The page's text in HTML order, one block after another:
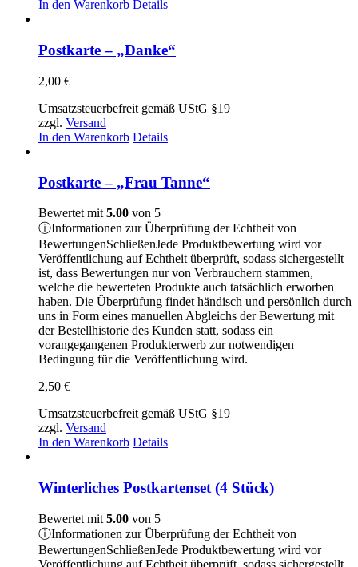
In den Warenkorb Details
Postkarte – „Danke“
2,00 €
Umsatzsteuerbefreit gemäß UStG §19
zzgl. Versand
In den Warenkorb Details
Postkarte – „Frau Tanne“
Bewertet mit 5.00 von 5
ⓘInformationen zur Überprüfung der Echtheit von
BewertungenSchließenJede Produktbewertung wird vor
Veröffentlichung auf Echtheit überprüft, sodass sichergestellt
ist, dass Bewertungen nur von Verbrauchern stammen,
welche die bewerteten Produkte auch tatsächlich erworben
haben. Die Überprüfung findet händisch und persönlich durch
uns in Form eines manuellen Abgleichs der Bewertung mit
der Bestellhistorie des Kunden statt, sodass ein
vorangegangenen Produkterwerb zur notwendigen
Bedingung für die Veröffentlichung wird.
2,50 €
Umsatzsteuerbefreit gemäß UStG §19
zzgl. Versand
In den Warenkorb Details
Winterliches Postkartenset (4 Stück)
Bewertet mit 5.00 von 5
ⓘInformationen zur Überprüfung der Echtheit von
BewertungenSchließenJede Produktbewertung wird vor
Veröffentlichung auf Echtheit überprüft, sodass sichergestellt